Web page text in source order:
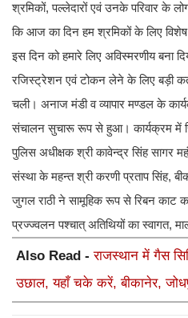
श्रमिकों, पल्लेदारों एवं उनके परिवार के
कि आज का दिन हम श्रमिकों के लिए विशेष
इस दिन को हमारे लिए अविस्मरणीय बना
रजिस्ट्रेशन एवं टोकन लेने के लिए बड़ी
चली। अनाज मंडी व व्यापार मण्डल के
संचालन सुचारू रूप से हुआ। कार्यक्रम में
पुलिस अधीक्षक श्री कावेन्द्र सिंह सागर
संस्था के महन्त श्री करणी प्रताप सिंह,
जुगल राठी ने सामूहिक रूप से रिबन काट
प्रज्ज्वलन पश्चात् अतिथियों का स्वागत,
Also Read -राजस्थान में गैस
उछाल, यहाँ चके करें, बीकानेर,